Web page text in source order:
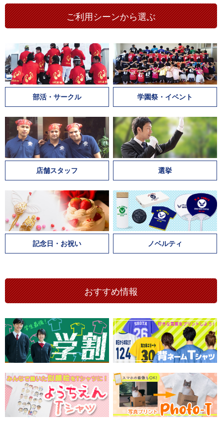
ご利用シーンから選ぶ
部活・サークル 学園祭・イベント
店舗スタッフ 選挙
記念日・お祝い ノベルティ
おすすめ情報